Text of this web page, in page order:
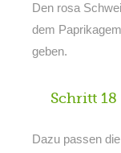
Den rosa
dem
geben.
Schritt 18
Dazu passen